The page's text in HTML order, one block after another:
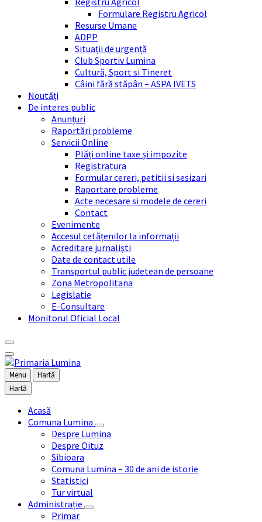
Formulare Registru Agricol
Resurse Umane
ADPP
Situații de urgență
Club Sportiv Lumina
Cultură, Sport si Tineret
Câini fără stăpân – ASPA IVETS
Noutăți
De interes public
Anunțuri
Raportări probleme
Servicii Online
Plăți online taxe și impozite
Registratura
Formular cereri, petitii si sesizari
Raportare probleme
Acte necesare si modele de cereri
Contact
Evenimente
Accesul cetățenilor la informații
Acreditare jurnaliști
Date de contact utile
Transportul public judetean de persoane
Zona Metropolitana
Legislatie
E-Consultare
Monitorul Oficial Local
Menu
Hartă
Hartă
Acasă
Comuna Lumina
Despre Lumina
Despre Oituz
Sibioara
Comuna Lumina – 30 de ani de istorie
Statistici
Tur virtual
Administrație
Primar